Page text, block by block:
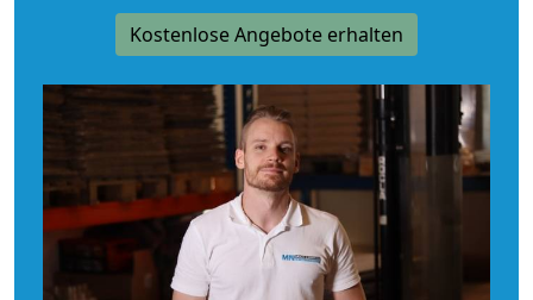
Kostenlose Angebote erhalten